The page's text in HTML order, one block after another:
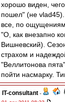
хорошо виден,
пошел" (не vlad45).
все, по ощущениям.
"О, как внезапно
Вишневский).
страхом и
"Веллитонова
пойти насмарку.
IT-consultant -